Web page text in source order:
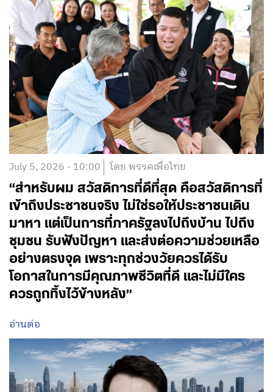
July 5, 2026 - 10:00 โดย พรรคเพื่อไทย
“สำหรับผม สวัสดิการที่ดีที่สุด คือสวัสดิการที่
เข้าถึงประชาชนจริง ไม่ใช่รอให้ประชาชนเดิน
มาหา แต่เป็นการที่ภาครัฐลงไปถึงบ้าน ไปถึง
ชุมชน รับฟังปัญหา และส่งต่อความช่วยเหลือ
อย่างตรงจุด เพราะทุกช่วงวัยควรได้รับ
โอกาสในการมีคุณภาพชีวิตที่ดี และไม่มีใคร
ควรถูกทิ้งไว้ข้างหลัง”
อ่านต่อ